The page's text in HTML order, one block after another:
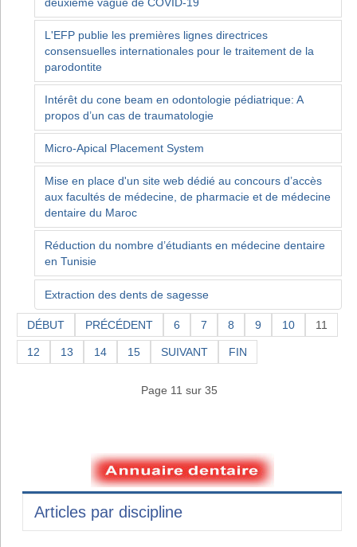
L'EFP publie les premières lignes directrices
consensuelles internationales pour le traitement de la
parodontite
Intérêt du cone beam en odontologie pédiatrique: A
propos d’un cas de traumatologie
Micro-Apical Placement System
Mise en place d'un site web dédié au concours d’accès
aux facultés de médecine, de pharmacie et de médecine
dentaire du Maroc
Réduction du nombre d’étudiants en médecine dentaire
en Tunisie
Extraction des dents de sagesse
DÉBUT PRÉCÉDENT 6 7 8 9 10 11
12 13 14 15 SUIVANT FIN
Page 11 sur 35
Articles par discipline